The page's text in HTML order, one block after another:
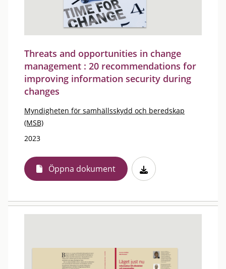
Threats and opportunities in change
management : 20 recommendations for
improving information security during
changes
Myndigheten för samhällsskydd och beredskap
(MSB)
2023
Öppna dokument